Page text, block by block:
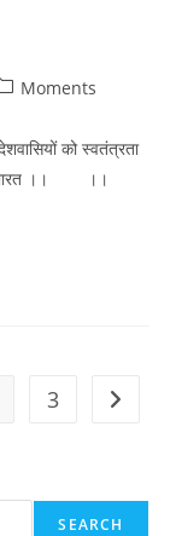
Moments
को स्वतंत्रता
भारत ।। ।।
page3 Go to
SEARCH